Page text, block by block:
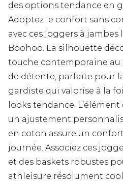
des options tendance en
Adoptez le confort sans
avec ces joggers à
Boohoo. La silhouette
touche contemporaine
de détente, parfaite pour
gardiste qui valorise à la
looks tendance.
un ajustement
en coton assure un
journée. Associez ces
et des baskets robustes
athleisure résolument